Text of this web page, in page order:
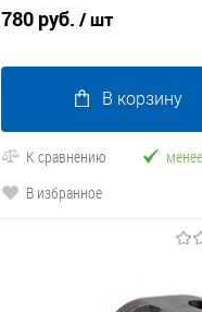
780 руб. / шт
В корзину
К сравнению
В избранное